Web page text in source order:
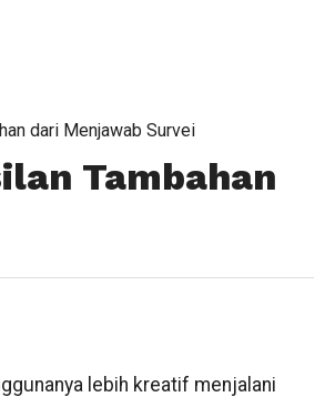
dari Menjawab Survei
Tambahan
lebih kreatif menjalani